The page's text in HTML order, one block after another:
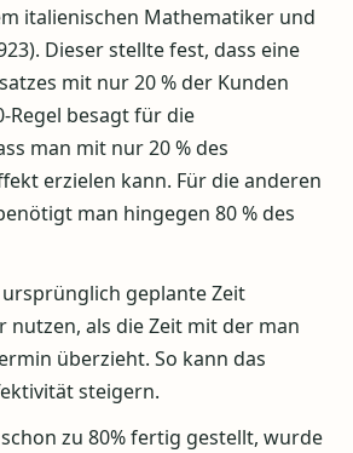
italienischen Mathematiker und
Dieser stellte fest, dass eine
mit nur 20 % der Kunden
Regel besagt für die
man mit nur 20 % des
erzielen kann. Für die anderen
man hingegen 80 % des
geplante Zeit
nutzen, als die Zeit mit der man
überzieht. So kann das
steigern.
zu 80% fertig gestellt, wurde